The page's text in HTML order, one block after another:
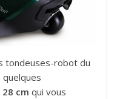
tondeuses-robot du
cm qui vous